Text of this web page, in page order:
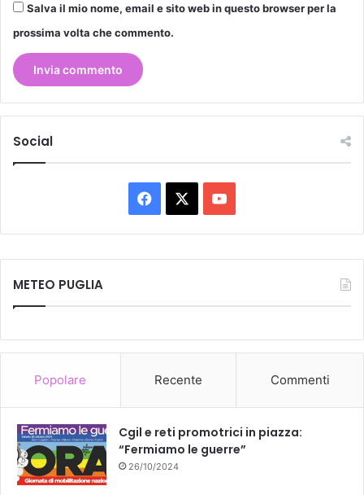
Salva il mio nome, email e sito web in questo browser per la
prossima volta che commento.
Social
Facebook You
Tube
METEO PUGLIA
Popolare Recente Commenti
Cgil e reti promotrici in piazza:
“Fermiamo le guerre”
26/10/2024